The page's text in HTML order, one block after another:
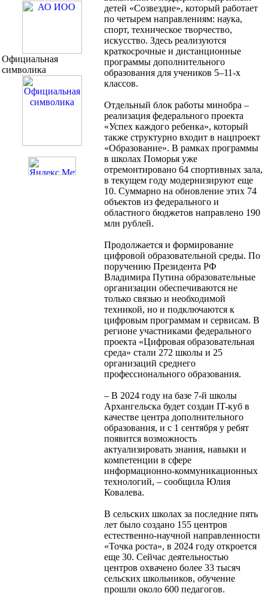
Официальная
символика
детей «Созвездие», который работает
по четырем направлениям: наука,
спорт, техническое творчество,
искусство. Здесь реализуются
краткосрочные и дистанционные
программы дополнительного
образования для учеников 5–11-х
классов.
Отдельный блок работы минобра –
реализация федерального проекта
«Успех каждого ребенка», который
также структурно входит в нацпроект
«Образование». В рамках программы
в школах Поморья уже
отремонтировано 64 спортивных зала,
в текущем году модернизируют еще
10. Суммарно на обновление этих 74
объектов из федерального и
областного бюджетов направлено 190
млн рублей.
Продолжается и формирование
цифровой образовательной среды. По
поручению Президента РФ
Владимира Путина образовательные
организации обеспечиваются не
только связью и необходимой
техникой, но и подключаются к
цифровым программам и сервисам. В
регионе участниками федерального
проекта «Цифровая образовательная
среда» стали 272 школы и 25
организаций среднего
профессионального образования.
– В 2024 году на базе 7-й школы
Архангельска будет создан IT-куб в
качестве центра дополнительного
образования, и с 1 сентября у ребят
появится возможность
актуализировать знания, навыки и
компетенции в сфере
информационно-коммуникационных
технологий, – сообщила Юлия
Ковалева.
В сельских школах за последние пять
лет было создано 155 центров
естественно-научной направленности
«Точка роста», в 2024 году откроется
еще 30. Сейчас деятельностью
центров охвачено более 33 тысяч
сельских школьников, обучение
прошли около 600 педагогов.